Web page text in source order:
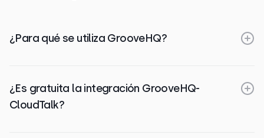
¿Para qué se utiliza GrooveHQ?
¿Es gratuita la integración GrooveHQ-
CloudTalk?